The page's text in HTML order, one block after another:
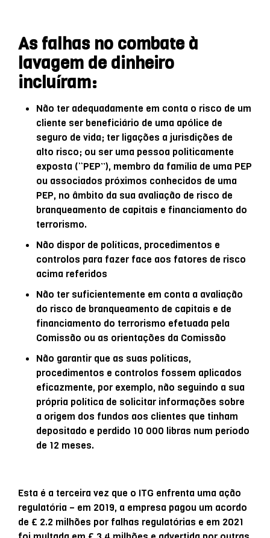
As falhas no combate à
lavagem de dinheiro
incluíram:
Não ter adequadamente em conta o risco de um
cliente ser beneficiário de uma apólice de
seguro de vida; ter ligações a jurisdições de
alto risco; ou ser uma pessoa politicamente
exposta (“PEP”), membro da família de uma PEP
ou associados próximos conhecidos de uma
PEP, no âmbito da sua avaliação de risco de
branqueamento de capitais e financiamento do
terrorismo.
Não dispor de políticas, procedimentos e
controlos para fazer face aos fatores de risco
acima referidos
Não ter suficientemente em conta a avaliação
do risco de branqueamento de capitais e de
financiamento do terrorismo efetuada pela
Comissão ou as orientações da Comissão
Não garantir que as suas políticas,
procedimentos e controlos fossem aplicados
eficazmente, por exemplo, não seguindo a sua
própria política de solicitar informações sobre
a origem dos fundos aos clientes que tinham
depositado e perdido 10 000 libras num período
de 12 meses.
Esta é a terceira vez que o ITG enfrenta uma ação
regulatória – em 2019, a empresa pagou um acordo
de £ 2.2 milhões por falhas regulatórias e em 2021